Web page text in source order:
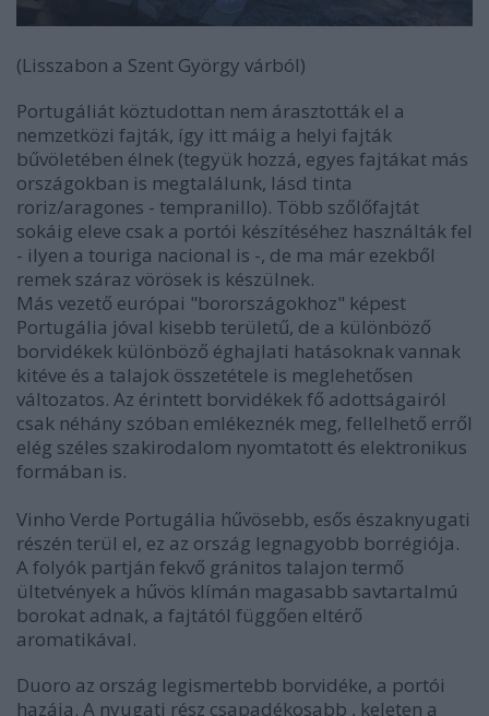
(Lisszabon a Szent György várból)
Portugáliát köztudottan nem árasztották el a
nemzetközi fajták, így itt máig a helyi fajták
bűvöletében élnek (tegyük hozzá, egyes fajtákat más
országokban is megtalálunk, lásd tinta
roriz/aragones - tempranillo). Több szőlőfajtát
sokáig eleve csak a portói készítéséhez használták fel
- ilyen a touriga nacional is -, de ma már ezekből
remek száraz vörösek is készülnek.
Más vezető európai "borországokhoz" képest
Portugália jóval kisebb területű, de a különböző
borvidékek különböző éghajlati hatásoknak vannak
kitéve és a talajok összetétele is meglehetősen
változatos. Az érintett borvidékek fő adottságairól
csak néhány szóban emlékeznék meg, fellelhető erről
elég széles szakirodalom nyomtatott és elektronikus
formában is.
Vinho Verde Portugália hűvösebb, esős északnyugati
részén terül el, ez az ország legnagyobb borrégiója.
A folyók partján fekvő gránitos talajon termő
ültetvények a hűvös klímán magasabb savtartalmú
borokat adnak, a fajtától függően eltérő
aromatikával.
Duoro az ország legismertebb borvidéke, a portói
hazája. A nyugati rész csapadékosabb , keleten a